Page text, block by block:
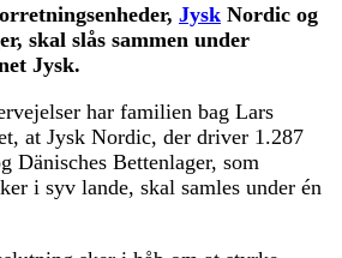
Jysk Nordic og
skal slås sammen under
Jysk.
har familien bag Lars
at Jysk Nordic, der driver 1.287
Dänisches Bettenlager, som
i syv lande, skal samles under én